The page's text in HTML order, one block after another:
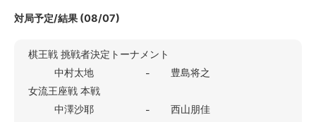
対局予定/結果 (08/07)
棋王戦 挑戦者決定トーナメント
中村太地
-
豊島将之
女流王座戦 本戦
中澤沙耶
-
西山朋佳